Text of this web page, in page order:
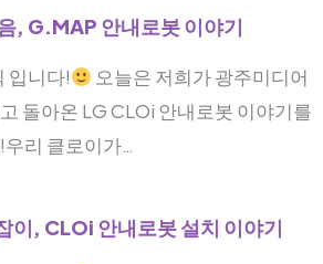
, G.MAP 안내로봇 이야기
입니다!
오늘은 저희가 광주미디어
돌아온 LG CLOi 안내로봇 이야기를
리 클로이가…
이, CLOi 안내로봇 설치 이야기